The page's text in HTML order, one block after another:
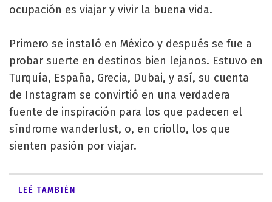
ocupación es viajar y vivir la buena vida.
Primero se instaló en México y después se fue a
probar suerte en destinos bien lejanos. Estuvo en
Turquía, España, Grecia, Dubai, y así, su cuenta
de Instagram se convirtió en una verdadera
fuente de inspiración para los que padecen el
síndrome wanderlust, o, en criollo, los que
sienten pasión por viajar.
LEÉ TAMBIÉN